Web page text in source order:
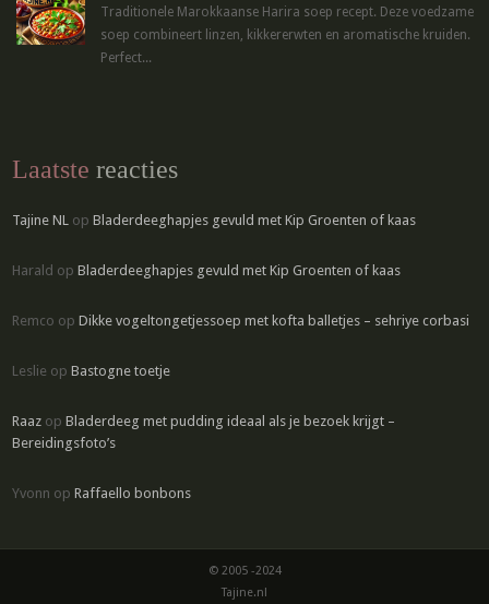
Traditionele Marokkaanse Harira soep recept. Deze voedzame
soep combineert linzen, kikkererwten en aromatische kruiden.
Perfect...
Laatste reacties
Tajine NL opBladerdeeghapjes gevuld met Kip Groenten of kaas
Harald opBladerdeeghapjes gevuld met Kip Groenten of kaas
Remco opDikke vogeltongetjessoep met kofta balletjes – sehriye corbasi
Leslie opBastogne toetje
Raaz opBladerdeeg met pudding ideaal als je bezoek krijgt –
Bereidingsfoto’s
Yvonn opRaffaello bonbons
© 2005 -2024
Tajine.nl